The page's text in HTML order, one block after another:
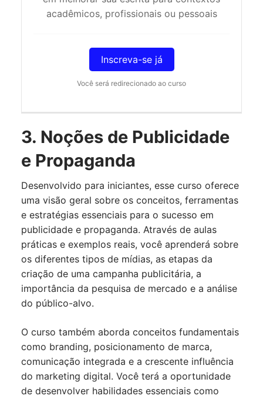
acadêmicos, profissionais ou pessoais
Inscreva-se já
Você será redirecionado ao curso
3. Noções de Publicidade
e Propaganda
Desenvolvido para iniciantes, esse curso oferece
uma visão geral sobre os conceitos, ferramentas
e estratégias essenciais para o sucesso em
publicidade e propaganda. Através de aulas
práticas e exemplos reais, você aprenderá sobre
os diferentes tipos de mídias, as etapas da
criação de uma campanha publicitária, a
importância da pesquisa de mercado e a análise
do público-alvo.
O curso também aborda conceitos fundamentais
como branding, posicionamento de marca,
comunicação integrada e a crescente influência
do marketing digital. Você terá a oportunidade
de desenvolver habilidades essenciais como